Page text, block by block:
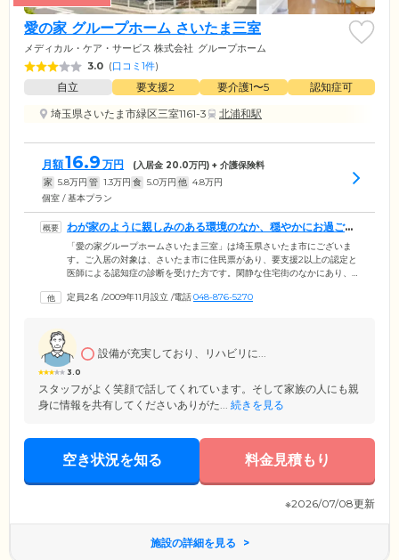
愛の家 グループホーム さいたま三室
メディカル・ケア・サービス 株式会社 グループホーム
3.0 (口コミ1件)
自立 要支援2 要介護1〜5
認知症可
埼玉県さいたま市緑区三室1161-3
北浦和駅
月額16.9 万円 (入居金 20.0万円) + 介護保険料
家 5.8万円 管 1.3万円 食 5.0万円 他 4.8万円
個室 / 基本プラン
わが家のように親しみのある環境のなか、穏やかにお過ごし
いただけます
「愛の家グループホームさいたま三室」は埼玉県さいたま市にございま
す。ご入居の対象は、さいたま市に住民票があり、要支援2以上の認定と
医師による認知症の診断を受けた方です。閑静な住宅街のなかにあり、
来訪もご安心ください。ホーム内にはご入居者様の作品をたくさん飾っ
定員2名 /2009年11月設立 /電話048-876-5270
3.0
設備が充実しており、リハビリに...
スタッフがよく笑顔で話してくれています。そして家族の人にも親
身に情報を共有してくださいありがた... 続きを見る
空き状況を知る 料金見積もり
※2026/07/08更新
施設の詳細を見る